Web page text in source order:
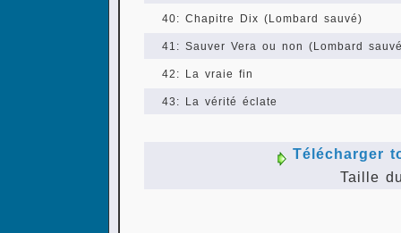
40: Chapitre Dix (Lombard sauvé)
41: Sauver Vera ou non (Lombard
42: La vraie fin
43: La vérité éclate
Télécharger
Taille